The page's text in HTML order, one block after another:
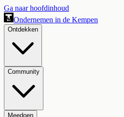
Ga naar hoofdinhoud
Ondernemen in de Kempen
Ontdekken
Community
Meedoen